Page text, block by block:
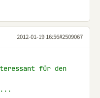
2012-01-19 16:56#2509067
für den
...